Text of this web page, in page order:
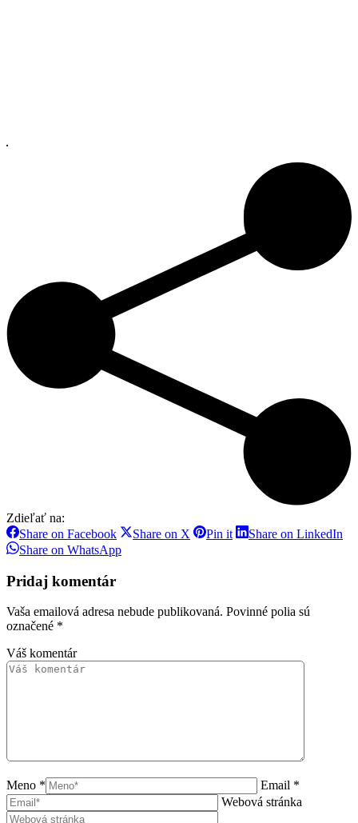
Zdieľať na:
Share on FacebookShare
on
Facebook
Share on X SharePin itShareShare on LinkedIn
Share on WhatsAppShare
Pridaj komentár
Vaša emailová adresa nebude publikovaná. Povinné polia sú
označené *
Váš komentár
Meno *
Email *
Webová stránka